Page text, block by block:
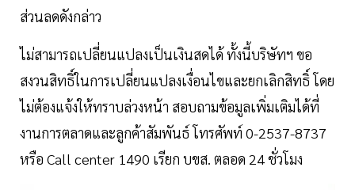
ส่วนลดดังกล่าว
ไม่สามารถเปลี่ยนแปลงเป็นเงินสดได้ ทั้งนี้บริษัทฯ ขอ
สงวนสิทธิ์ในการเปลี่ยนแปลงเงื่อนไขและยกเลิกสิทธิ์ โดย
ไม่ต้องแจ้งให้ทราบล่วงหน้า สอบถามข้อมูลเพิ่มเติมได้ที่
งานการตลาดและลูกค้าสัมพันธ์ โทรศัพท์ 0-2537-8737
หรือ Call center 1490 เรียก บขส. ตลอด 24 ชั่วโมง